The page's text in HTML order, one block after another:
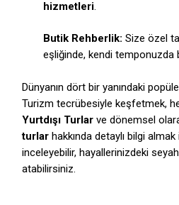
hizmetleri
Butik Rehberlik: Size özel
eşliğinde, kendi temponuzda
Dünyanın dört bir yanındaki
Turizm tecrübesiyle keşfetmek,
Yurtdışı Turlar ve dönemsel
turlar hakkında detaylı bilgi almak
inceleyebilir, hayallerinizdeki
atabilirsiniz.